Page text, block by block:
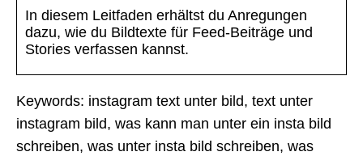
In diesem Leitfaden erhältst du Anregungen
dazu, wie du Bildtexte für Feed-Beiträge und
Stories verfassen kannst.
Keywords: instagram text unter bild, text unter
instagram bild, was kann man unter ein insta bild
schreiben, was unter insta bild schreiben, was